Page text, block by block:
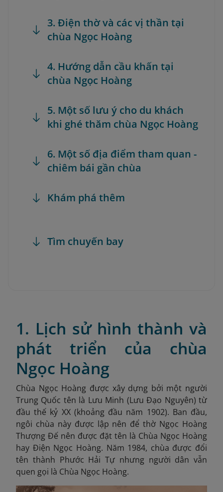
3. Điện thờ và các vị thần tại
chùa Ngọc Hoàng
4. Hướng dẫn cầu khấn tại
chùa Ngọc Hoàng
5. Một số lưu ý cho du khách
khi ghé thăm chùa Ngọc Hoàng
6. Một số địa điểm tham quan -
chiêm bái gần chùa
Khám phá thêm
Tìm chuyến bay
1. Lịch sử hình thành và
phát triển của chùa
Ngọc Hoàng
Chùa Ngọc Hoàng được xây dựng bởi một người
Trung Quốc tên là Lưu Minh (Lưu Đạo Nguyên) từ
đầu thế kỷ XX (khoảng đầu năm 1902). Ban đầu,
ngôi chùa này được lập nên để thờ Ngọc Hoàng
Thượng Đế nên được đặt tên là Chùa Ngọc Hoàng
hay Điện Ngọc Hoàng. Năm 1984, chùa được đổi
tên thành Phước Hải Tự nhưng người dân vẫn
quen gọi là Chùa Ngọc Hoàng.